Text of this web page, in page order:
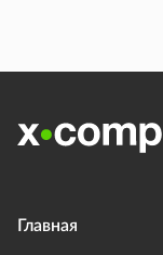
Главная